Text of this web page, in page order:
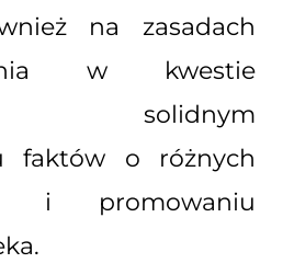
na zasadach
w kwestie
solidnym
faktów o różnych
i promowaniu